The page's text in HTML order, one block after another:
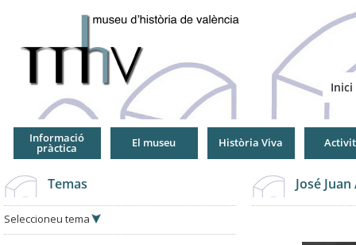
Inici
Informació
pràctica El museu Història Viva
Temas
Seleccioneu tema
José